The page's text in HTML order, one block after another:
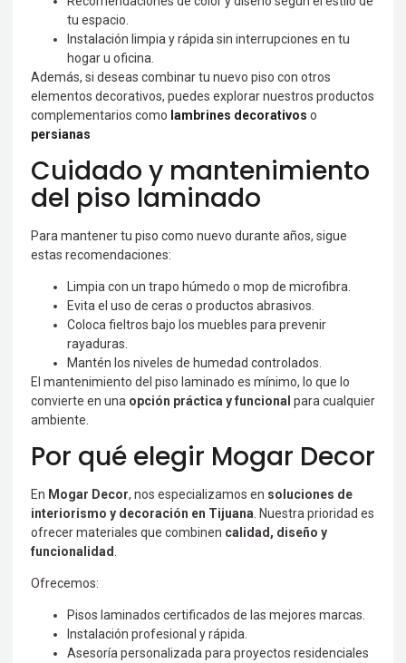
tu espacio.
Instalación limpia y rápida sin interrupciones en tu
hogar u oficina.
Además, si deseas combinar tu nuevo piso con otros
elementos decorativos, puedes explorar nuestros productos
complementarios como lambrines decorativos o
persianas
Cuidado y mantenimiento
del piso laminado
Para mantener tu piso como nuevo durante años, sigue
estas recomendaciones:
Limpia con un trapo húmedo o mop de microfibra.
Evita el uso de ceras o productos abrasivos.
Coloca fieltros bajo los muebles para prevenir
rayaduras.
Mantén los niveles de humedad controlados.
El mantenimiento del piso laminado es mínimo, lo que lo
convierte en una opción práctica y funcional para cualquier
ambiente.
Por qué elegir Mogar Decor
En Mogar Decor, nos especializamos en soluciones de
interiorismo y decoración en Tijuana . Nuestra prioridad es
ofrecer materiales que combinen calidad, diseño y
funcionalidad
Ofrecemos:
Pisos laminados certificados de las mejores marcas.
Instalación profesional y rápida.
Asesoría personalizada para proyectos residenciales